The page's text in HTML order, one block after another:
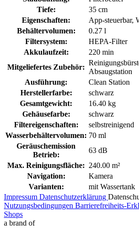
Tiefe:
35 cm
Eigenschaften:
App-steuerbar,
Behältervolumen:
0.27 l
Filtersystem:
HEPA-Filter
Akkulaufzeit:
220 min
Mitgeliefertes Zubehör:
Absaugstation
Ausführung:
Clean Station
Herstellerfarbe:
schwarz
Gesamtgewicht:
16.40 kg
Gehäusefarbe:
schwarz
Filtereigenschaften:
selbstreinigend
Wasserbehältervolumen: 70 ml
Geräuschemission
Betrieb:
63 dB
Max. Reinigungsfläche: 240.00 m²
Navigation:
Kamera
Varianten:
mit Wassertank
Impressum Datenschutzerklärung
Nutzungsbedingungen Barrierefreiheits-
Shops
a brand of